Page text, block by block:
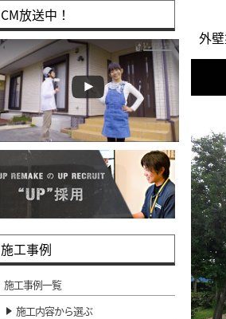
外
CM放送中！
施工事例
施工事例一覧
施工内容から選ぶ